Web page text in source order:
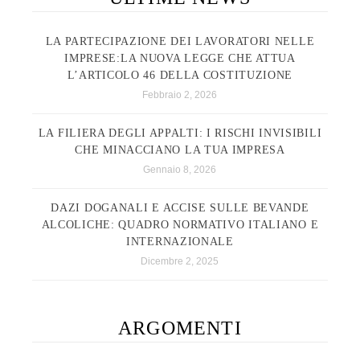
LA PARTECIPAZIONE DEI LAVORATORI NELLE
IMPRESE:LA NUOVA LEGGE CHE ATTUA
L’ARTICOLO 46 DELLA COSTITUZIONE
Febbraio 2, 2026
LA FILIERA DEGLI APPALTI: I RISCHI INVISIBILI
CHE MINACCIANO LA TUA IMPRESA
Gennaio 8, 2026
DAZI DOGANALI E ACCISE SULLE BEVANDE
ALCOLICHE: QUADRO NORMATIVO ITALIANO E
INTERNAZIONALE
Dicembre 2, 2025
ARGOMENTI